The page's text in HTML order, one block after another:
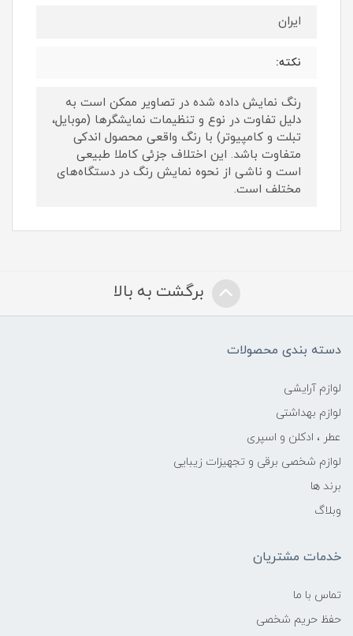
ایران
نکته:
رنگ نمایش داده‌ شده در تصاویر ممکن است به
دلیل تفاوت در نوع و تنظیمات نمایشگرها (موبایل،
تبلت و کامپیوتر) با رنگ واقعی محصول اندکی
متفاوت باشد. این اختلاف جزئی کاملا طبیعی
است و ناشی از نحوه نمایش رنگ در دستگاه‌های
مختلف است.
برگشت به بالا
دسته بندی محصولات
لوازم آرایشی
لوازم بهداشتی
عطر ، ادکلن و اسپری
لوازم شخصی برقی و تجهیزات زیبایی
برند ها
وبلاگ
خدمات مشتریان
تماس با ما
حفظ حریم شخصی